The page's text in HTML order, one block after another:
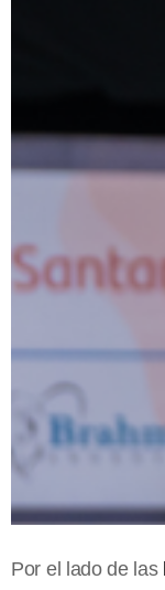
Por el lado de las